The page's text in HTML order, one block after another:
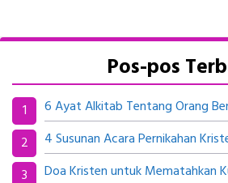
Pos-pos
6 Ayat Alkitab Tentang Orang
4 Susunan Acara Pernikahan
Doa Kristen untuk Mematahkan